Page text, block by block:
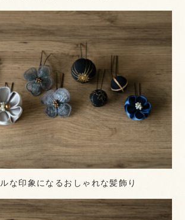
な印象になるおしゃれな髪飾り